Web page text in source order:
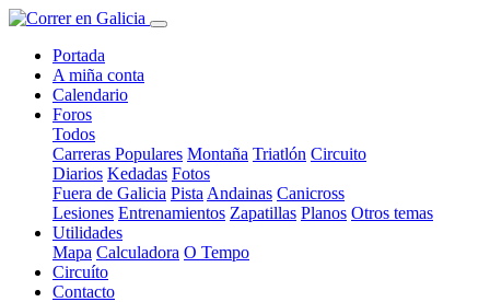
Portada
A miña conta
Calendario
Foros
Todos
Carreras Populares Montaña Triatlón Circuito
Diarios Kedadas Fotos
Fuera de Galicia Pista Andainas Canicross
Lesiones Entrenamientos Zapatillas Planos Otros temas
Utilidades
Mapa Calculadora O Tempo
Circuíto
Contacto